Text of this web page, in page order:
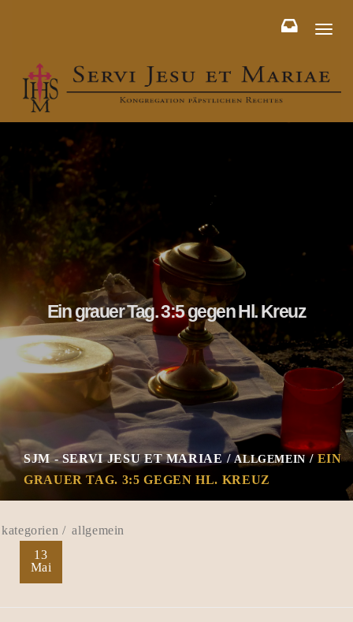
Toggle
Ein grauer Tag. 3:5 gegen Hl. Kreuz
SJM - SERVI JESU ET MARIAE ALLGEMEIN
EIN
GRAUER TAG. 3:5 GEGEN HL. KREUZ
allgemein
13
Mai